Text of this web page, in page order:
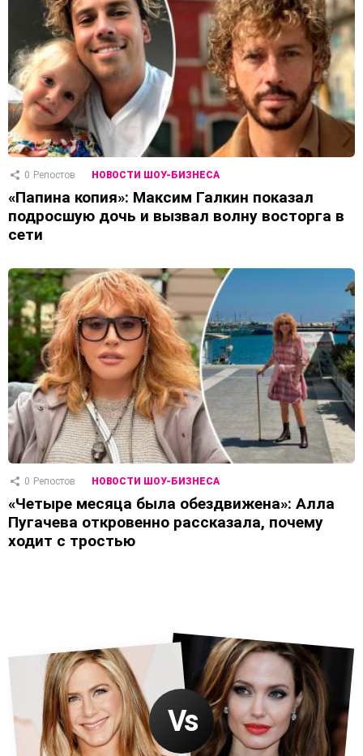
0 Репостов НОВОСТИ ШОУ-БИЗНЕСА
«Папина копия»: Максим Галкин показал
подросшую дочь и вызвал волну восторга в
сети
0 Репостов НОВОСТИ ШОУ-БИЗНЕСА
«Четыре месяца была обездвижена»: Алла
Пугачева откровенно рассказала, почему
ходит с тростью